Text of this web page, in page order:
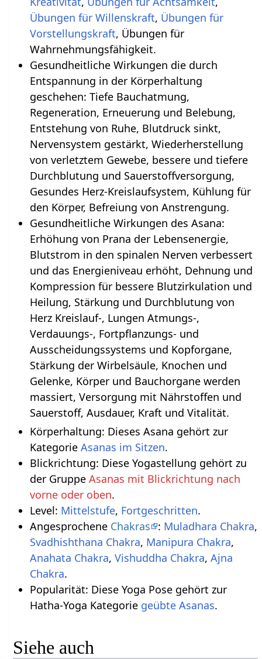
Übungen für Willenskraft, Übungen für
Vorstellungskraft, Übungen für
Wahrnehmungsfähigkeit.
Gesundheitliche Wirkungen die durch
Entspannung in der Körperhaltung
geschehen‏‎: Tiefe Bauchatmung,
Regeneration, Erneuerung und Belebung,
Entstehung von Ruhe, Blutdruck sinkt,
Nervensystem gestärkt, Wiederherstellung
von verletztem Gewebe, bessere und tiefere
Durchblutung und Sauerstoffversorgung,
Gesundes Herz-Kreislaufsystem, Kühlung für
den Körper, Befreiung von Anstrengung.
Gesundheitliche Wirkungen des Asana:
Erhöhung von Prana der Lebensenergie,
Blutstrom in den spinalen Nerven verbessert
und das Energieniveau erhöht, Dehnung und
Kompression für bessere Blutzirkulation und
Heilung, Stärkung und Durchblutung von
Herz Kreislauf-, Lungen Atmungs-,
Verdauungs-, Fortpflanzungs- und
Ausscheidungssystems und Kopforgane,
Stärkung der Wirbelsäule, Knochen und
Gelenke, Körper und Bauchorgane werden
massiert, Versorgung mit Nährstoffen und
Sauerstoff, Ausdauer, Kraft und Vitalität.
Körperhaltung: Dieses Asana gehört zur
Kategorie Asanas im Sitzen.
Blickrichtung: Diese Yogastellung gehört zu
der Gruppe Asanas mit Blickrichtung nach
vorne oder oben.
Level: Mittelstufe, Fortgeschritten.
Angesprochene Chakras : Muladhara Chakra,
Svadhishthana Chakra, Manipura Chakra,
Anahata Chakra, Vishuddha Chakra, Ajna
Chakra.
Popularität: Diese Yoga Pose gehört zur
Hatha-Yoga Kategorie geübte Asanas.
Siehe auch